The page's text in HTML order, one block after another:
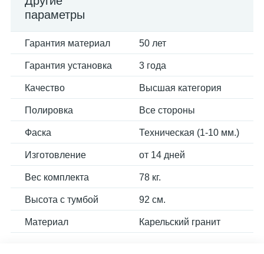
параметры
Гарантия материал 50 лет
Гарантия установка 3 года
Качество Высшая категория
Полировка Все стороны
Фаска Техническая (1-10 мм.)
Изготовление от 14 дней
Вес комплекта 78 кг.
Высота с тумбой 92 см.
Материал Карельский гранит